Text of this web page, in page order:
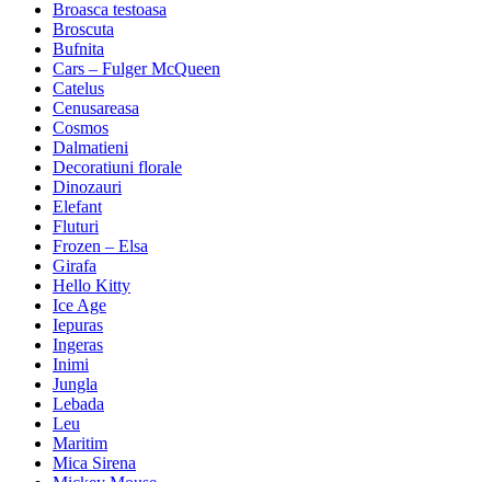
Broasca testoasa
Broscuta
Bufnita
Cars – Fulger McQueen
Catelus
Cenusareasa
Cosmos
Dalmatieni
Decoratiuni florale
Dinozauri
Elefant
Fluturi
Frozen – Elsa
Girafa
Hello Kitty
Ice Age
Iepuras
Ingeras
Inimi
Jungla
Lebada
Leu
Maritim
Mica Sirena